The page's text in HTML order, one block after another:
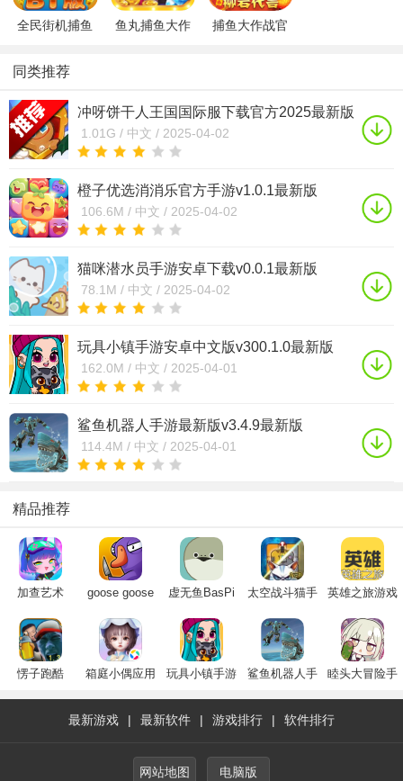
全民街机捕鱼
下载2023最新
版v3.7.5.0安卓
版
鱼丸捕鱼大作
卓版
捕鱼大作战官
同类推荐
冲呀饼干人王国国际服下载官方2025最新版
(cookie run: kingdom)v6.1.102最新版
1.01G / 中文 / 2025-04-02
橙子优选消消乐官方手游v1.0.1最新版
106.6M / 中文 / 2025-04-02
猫咪潜水员手游安卓下载v0.0.1最新版
78.1M / 中文 / 2025-04-02
玩具小镇手游安卓中文版v300.1.0最新版
162.0M / 中文 / 2025-04-01
鲨鱼机器人手游最新版v3.4.9最新版
114.4M / 中文 / 2025-04-01
精品推荐
加查艺术
版下载2024官
方正版
goose goose
方下载2024最
新版
虚无鱼BasPi
版
太空战斗猫手
最新版(Space
Сats)
英雄之旅游戏
新版
愣子跑酷
版2023最新版
箱庭小偶应用
玩具小镇手游
鲨鱼机器人手
睦头大冒险手
最新游戏 | 最新软件 | 游戏排行 | 软件排行
网站地图 电脑版